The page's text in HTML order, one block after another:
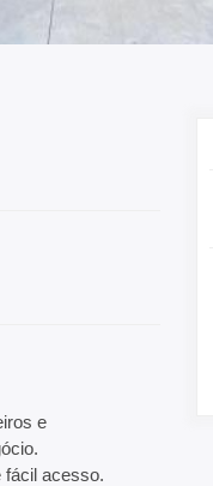
e
fácil acesso.